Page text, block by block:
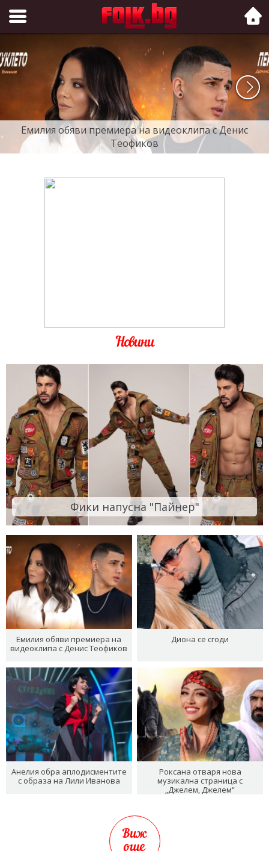
Folk.bg
Емилия обяви премиера на видеоклипа с Денис
Теофиков
Новини
Фики напусна "Пайнер"
Емилия обяви премиера на
видеоклипа с Денис Теофиков
Диона се сгоди
Анелия обра аплодисментите
с образа на Лили Иванова
Роксана отваря нова
музикална страница с
„Джелем, Джелем“
Виж
още